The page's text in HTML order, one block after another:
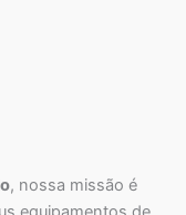
, nossa missão é